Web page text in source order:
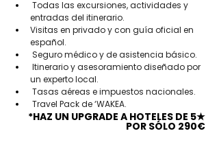
Todas las excursiones, actividades y
entradas del itinerario.
Visitas en privado y con guía oficial en
español.
Seguro médico y de asistencia básico.
Itinerario y asesoramiento diseñado por
un experto local.
Tasas aéreas e impuestos nacionales.
Travel Pack de ‘WAKEA.
*HAZ UN UPGRADE A HOTELES DE 5★
POR SÓLO 290€